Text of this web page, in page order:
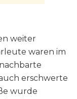
weiter
waren im
erschwerte
wurde